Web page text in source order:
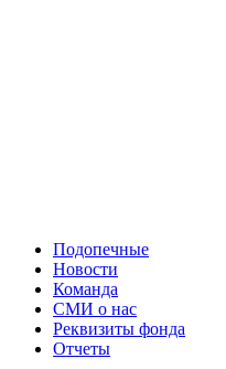
Подопечные
Новости
Команда
СМИ о нас
Реквизиты фонда
Отчеты